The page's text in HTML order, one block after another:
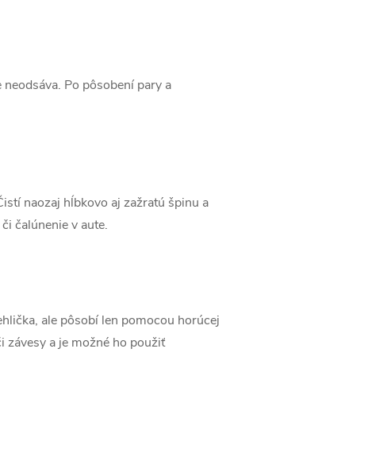
Po pôsobení pary a
naozaj hĺbkovo aj zažratú špinu a
čalúnenie v aute.
ale pôsobí len pomocou horúcej
závesy a je možné ho použiť